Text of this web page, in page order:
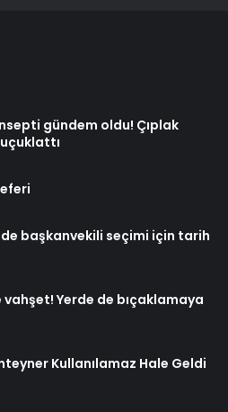
gündem oldu! Çıplak
başkanvekili seçimi için tarih
Yerde de bıçaklamaya
Kullanılamaz Hale Geldi